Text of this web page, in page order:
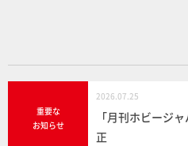
重要な
お知らせ
2026.07.25
「月刊ホビージ
正